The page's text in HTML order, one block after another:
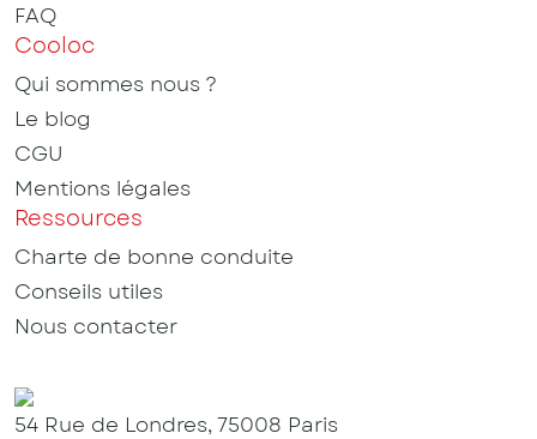
FAQ
Cooloc
Qui sommes nous ?
Le blog
CGU
Mentions légales
Ressources
Charte de bonne conduite
Conseils utiles
Nous contacter
54 Rue de Londres, 75008 Paris